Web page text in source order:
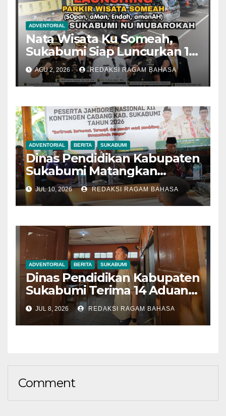
ADVENTORIAL
Nata Wisata Ku Someah,
Sukabumi Siap Luncurkan 13
Pengelola Parkir Pilot
Project di Kawasan Wisata
Palabuhanratu
AGU 2, 2026 REDAKSI RAGAM BAHASA
ADVENTORIAL BERITA SUKABUMI
Dinas Pendidikan Kabupaten
Sukabumi Matangkan
Kontingen Pramuka Menuju
Jambore Nasional 2026
JUL 10, 2026 REDAKSI RAGAM BAHASA
ADVENTORIAL BERITA SUKABUMI
Dinas Pendidikan Kabupaten
Sukabumi Terima 14 Aduan
Selama SPMB 2026,
Mayoritas Terkait
Mekanisme Pendaftaran
JUL 8, 2026 REDAKSI RAGAM BAHASA
Comment